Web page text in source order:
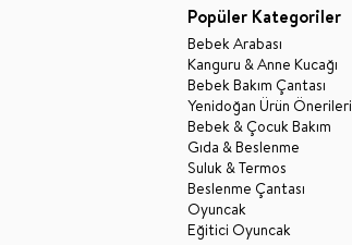
Popüler Kategoriler
Bebek Arabası
Kanguru & Anne Kucağı
Bebek Bakım Çantası
Yenidoğan Ürün Önerileri
Bebek & Çocuk Bakım
Gıda & Beslenme
Suluk & Termos
Beslenme Çantası
Oyuncak
Eğitici Oyuncak